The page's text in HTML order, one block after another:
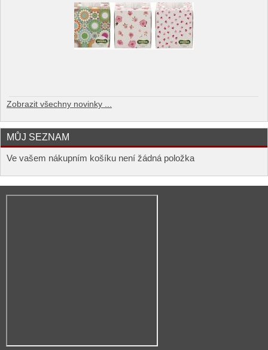
Zobrazit všechny novinky ...
MŮJ SEZNAM
Ve vašem nákupním košíku není žádná položka